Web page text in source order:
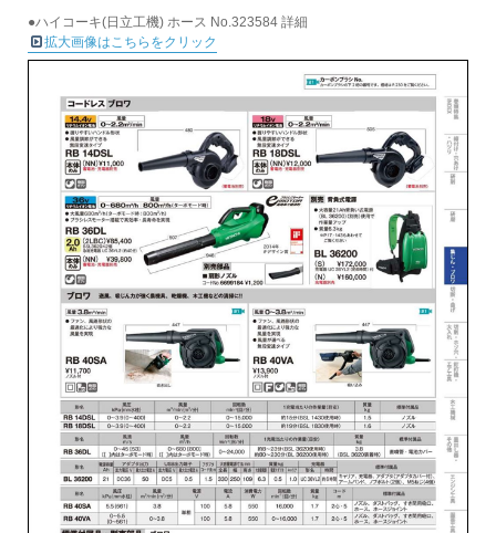
●ハイコーキ(日立工機) ホース No.323584 詳細
拡大画像はこちらをクリック